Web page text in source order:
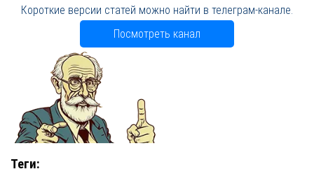
Короткие версии статей можно найти в телеграм-канале.
Посмотреть канал
Теги: